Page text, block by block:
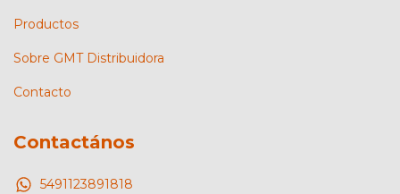
Productos
Sobre GMT Distribuidora
Contacto
Contactános
5491123891818